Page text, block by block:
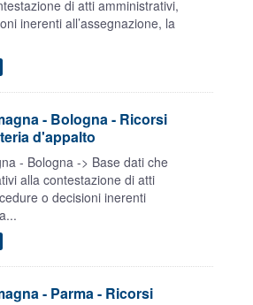
di atti amministrativi,
inerenti all’assegnazione, la
- Bologna - Ricorsi
d'appalto
- Bologna -> Base dati che
alla contestazione di atti
o decisioni inerenti
- Parma - Ricorsi